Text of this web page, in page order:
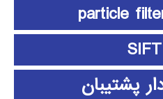
پشتیبان